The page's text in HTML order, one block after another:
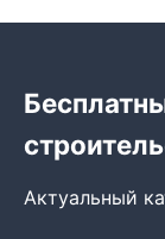
Актуальный